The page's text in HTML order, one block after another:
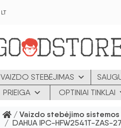
LT
VAIZDO STEBĖJIMAS
PRIEIGA
OPTINIAI TINKLAI
/ Vaizdo stebėjimo sistemos
/ DAHUA IPC-HFW2541T-ZAS-